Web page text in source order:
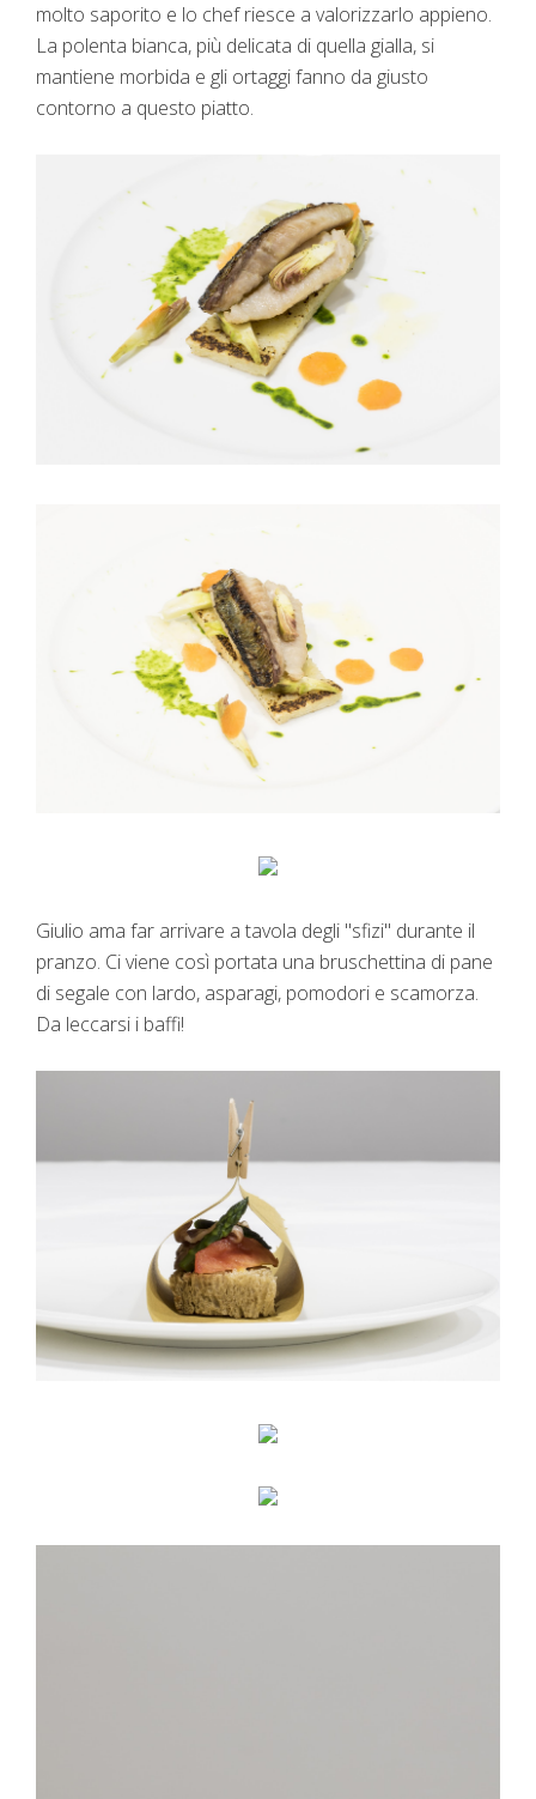
molto saporito e lo chef riesce a valorizzarlo appieno.
La polenta bianca, più delicata di quella gialla, si
mantiene morbida e gli ortaggi fanno da giusto
contorno a questo piatto.
Giulio ama far arrivare a tavola degli "sfizi" durante il
pranzo. Ci viene così portata una bruschettina di pane
di segale con lardo, asparagi, pomodori e scamorza.
Da leccarsi i baffi!